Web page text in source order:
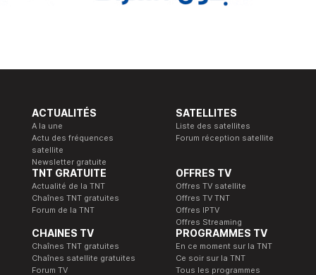
ACTUALITÉS
A la une
Actu des fréquences
satellite
Newsletter gratuite
SATELLITES
Liste des satellites
Forum réception satellite
TNT GRATUITE
Actualité de la TNT
Chaînes TNT gratuites
Forum de la TNT
OFFRES TV
Offres TV satellite
Offres TV TNT
Offres IPTV
Offres Streaming
CHAINES TV
Chaînes TNT gratuites
Chaînes satellite gratuites
Forum TV
PROGRAMMES TV
En ce moment sur la TNT
Ce soir sur la TNT
Tous les programmes